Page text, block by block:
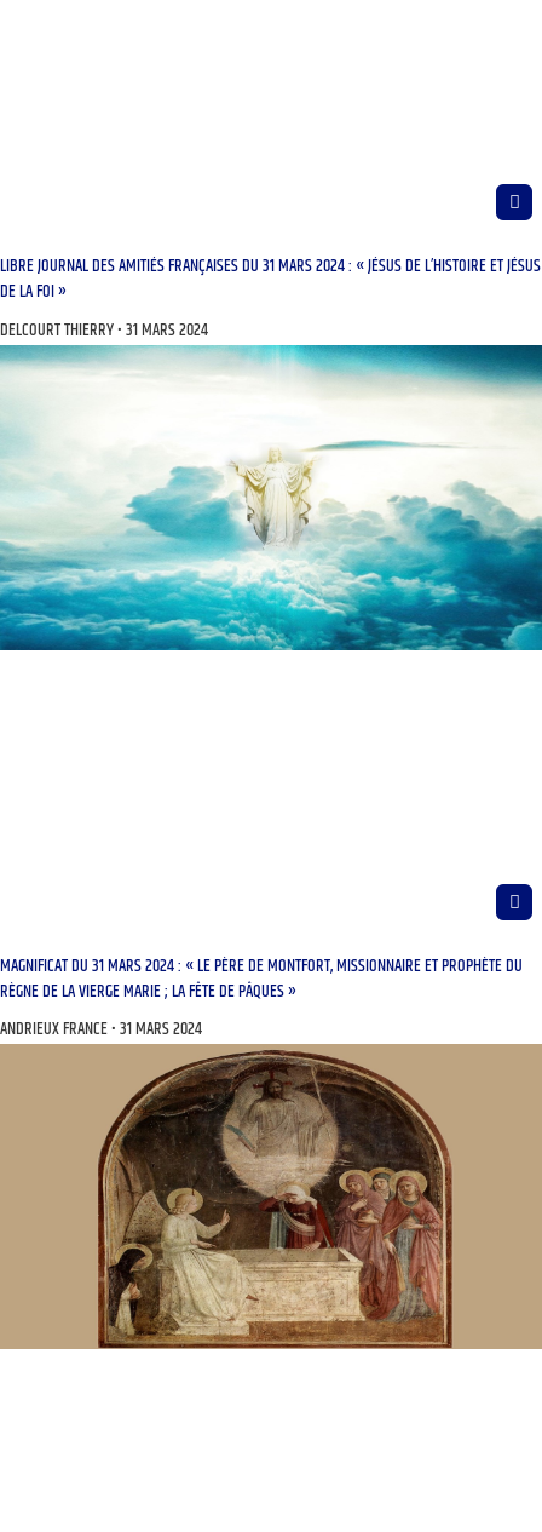
LIBRE JOURNAL DES AMITIÉS FRANÇAISES DU 31 MARS 2024 : « JÉSUS DE L’HISTOIRE ET JÉSUS
DE LA FOI »
DELCOURT THIERRY 31 MARS 2024
MAGNIFICAT DU 31 MARS 2024 : « LE PÈRE DE MONTFORT, MISSIONNAIRE ET PROPHÈTE DU
RÈGNE DE LA VIERGE MARIE ; LA FÊTE DE PÂQUES »
ANDRIEUX FRANCE 31 MARS 2024